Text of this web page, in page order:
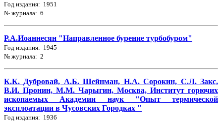
Год издания: 1951
№ журнала: 6
Р.А.Иоаннесян "Направленное бурение турбобуром"
Год издания: 1945
№ журнала: 2
К.К. Дубровай, А.Б. Шейнман, Н.А. Сорокин, С.Л. Закс,
В.И. Пронин, М.М. Чарыгин, Москва, Институт горючих
ископаемых Академии наук "Опыт термической
эксплоатации в Чусовских Городках "
Год издания: 1936